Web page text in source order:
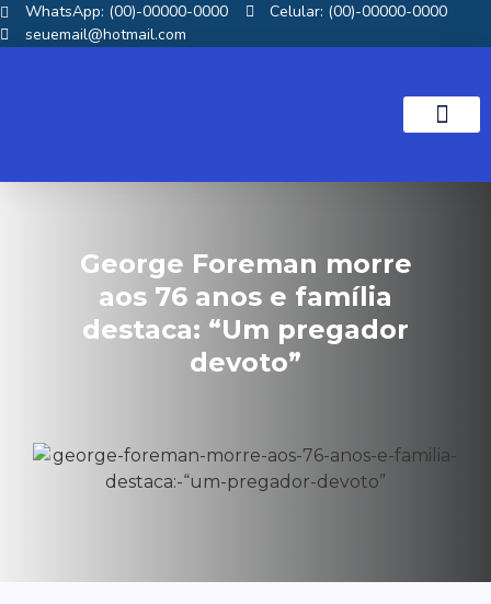
WhatsApp: (00)-00000-0000
Celular: (00)-00000-0000
seuemail@hotmail.com
George Foreman morre
aos 76 anos e família
destaca: “Um pregador
devoto”